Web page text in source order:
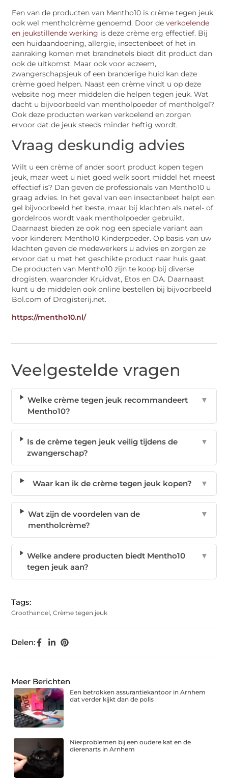
Een van de producten van Mentho10 is crème tegen jeuk,
ook wel mentholcrème genoemd. Door deverkoelende
en jeukstillende werking is deze crème erg effectief. Bij
een huidaandoening, allergie, insectenbeet of het in
aanraking komen met brandnetels biedt dit product dan
ook de uitkomst. Maar ook voor eczeem,
zwangerschapsjeuk of een branderige huid kan deze
crème goed helpen. Naast een crème vindt u op deze
website nog meer middelen die helpen tegen jeuk. Wat
dacht u bijvoorbeeld van mentholpoeder of mentholgel?
Ook deze producten werken verkoelend en zorgen
ervoor dat de jeuk steeds minder heftig wordt.
Vraag deskundig advies
Wilt u een crème of ander soort product kopen tegen
jeuk, maar weet u niet goed welk soort middel het meest
effectief is? Dan geven de professionals van Mentho10 u
graag advies. In het geval van een insectenbeet helpt een
gel bijvoorbeeld het beste, maar bij klachten als netel- of
gordelroos wordt vaak mentholpoeder gebruikt.
Daarnaast bieden ze ook nog een speciale variant aan
voor kinderen: Mentho10 Kinderpoeder. Op basis van uw
klachten geven de medewerkers u advies en zorgen ze
ervoor dat u met het geschikte product naar huis gaat.
De producten van Mentho10 zijn te koop bij diverse
drogisten, waaronder Kruidvat, Etos en DA. Daarnaast
kunt u de middelen ook online bestellen bij bijvoorbeeld
Bol.com of Drogisterij.net.
https://mentho10.nl/
Veelgestelde vragen
Welke crème tegen jeuk recommandeert
Mentho10?
▼
Is de crème tegen jeuk veilig tijdens de
zwangerschap?
▼
Waar kan ik de crème tegen jeuk kopen? ▼
Wat zijn de voordelen van de
mentholcrème?
▼
Welke andere producten biedt Mentho10
tegen jeuk aan?
▼
Tags:
Groothandel,Crème tegen jeuk
Delen:
Meer Berichten
Een betrokken assurantiekantoor in Arnhem
dat verder kijkt dan de polis
Nierproblemen bij een oudere kat en de
dierenarts in Arnhem